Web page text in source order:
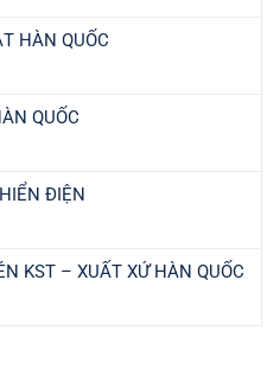
HÀN QUỐC
QUỐC
ĐIỆN
KST – XUẤT XỨ HÀN QUỐC